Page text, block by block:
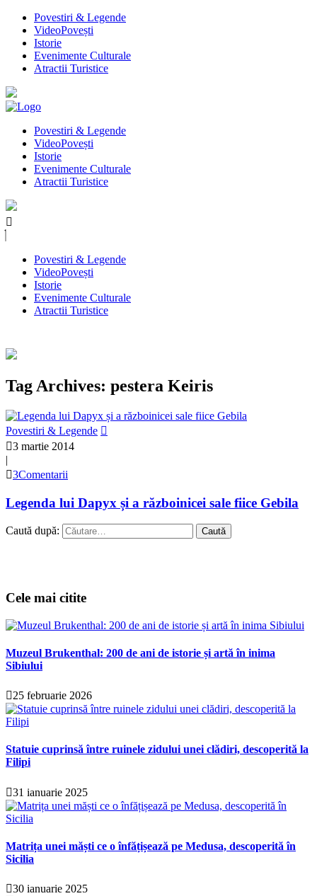
Povestiri & Legende
VideoPovești
Istorie
Evenimente Culturale
Atractii Turistice
Povestiri & Legende
VideoPovești
Istorie
Evenimente Culturale
Atractii Turistice
Povestiri & Legende
VideoPovești
Istorie
Evenimente Culturale
Atractii Turistice
Tag Archives: pestera Keiris
Povestiri & Legende
3 martie 2014
|
3Comentarii
Legenda lui Dapyx și a războinicei sale fiice Gebila
Caută după:
Cele mai citite
Muzeul Brukenthal: 200 de ani de istorie și artă în inima
Sibiului
25 februarie 2026
Statuie cuprinsă între ruinele zidului unei clădiri, descoperită la
Filipi
31 ianuarie 2025
Matrița unei măști ce o înfățișează pe Medusa, descoperită în
Sicilia
30 ianuarie 2025